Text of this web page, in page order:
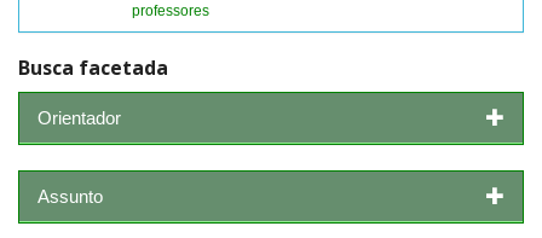
professores
Busca facetada
Orientador
Assunto